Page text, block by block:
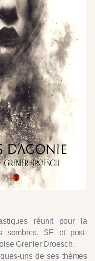
réunit pour la
sombres, SF et post-
Grenier Droesch.
uns de ses thèmes